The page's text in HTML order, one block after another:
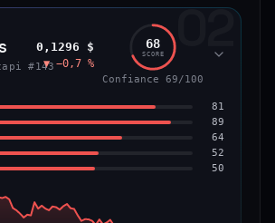
VOLUME 24 H
VAR. 30 J
−9,9 %
66/100
02
#143
0,1296 $
▼ −0,7 %
68
SCORE
Confiance 69/100
81
89
64
52
50